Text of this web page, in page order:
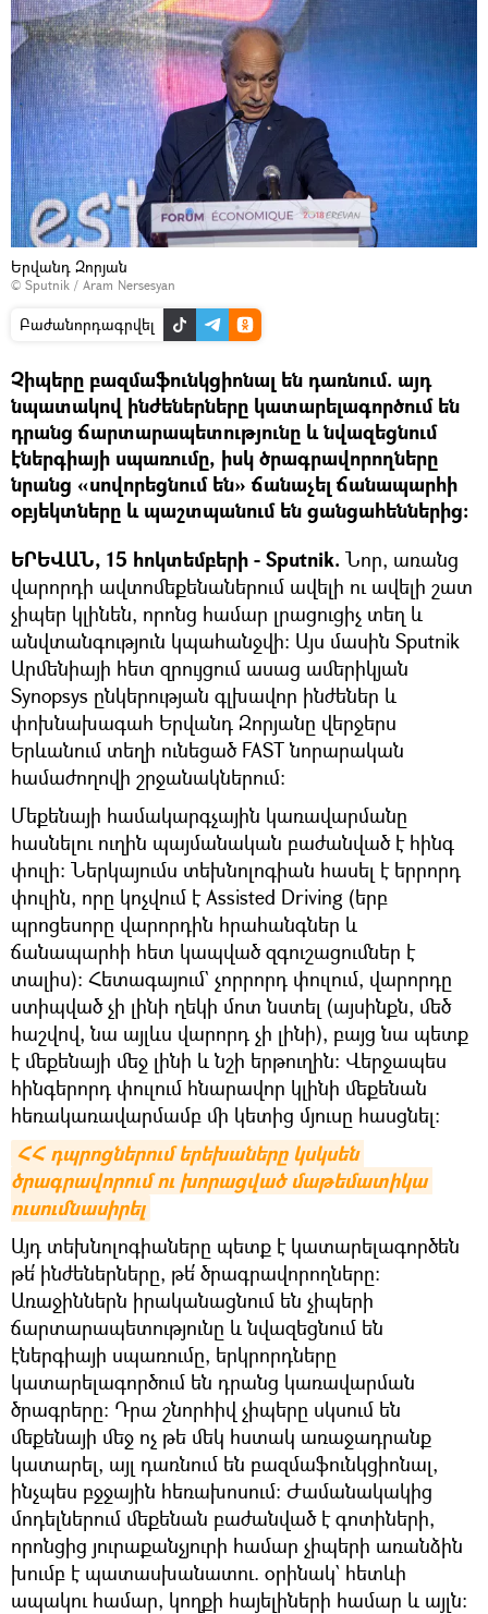
Երվանդ Զորյան
© Sputnik / Aram Nersesyan
Բաժանորդագրվել
Չիպերը բազմաֆունկցիոնալ են դառնում. այդ
նպատակով ինժեներները կատարելագործում են
դրանց ճարտարապետությունը և նվազեցնում
էներգիայի սպառումը, իսկ ծրագրավորողները
նրանց «սովորեցնում են» ճանաչել ճանապարհի
օբյեկտները և պաշտպանում են ցանցահեններից։
ԵՐԵՎԱՆ, 15 հոկտեմբերի - Sputnik. Նոր, առանց
վարորդի ավտոմեքենաներում ավելի ու ավելի շատ
չիպեր կլինեն, որոնց համար լրացուցիչ տեղ և
անվտանգություն կպահանջվի։ Այս մասին Sputnik
Արմենիայի հետ զրույցում ասաց ամերիկյան
Synopsys ընկերության գլխավոր ինժեներ և
փոխնախագահ Երվանդ Զորյանը վերջերս
Երևանում տեղի ունեցած FAST նորարական
համաժողովի շրջանակներում։
Մեքենայի համակարգչային կառավարմանը
հասնելու ուղին պայմանական բաժանված է հինգ
փուլի։ Ներկայումս տեխնոլոգիան հասել է երրորդ
փուլին, որը կոչվում է Assisted Driving (երբ
պրոցեսորը վարորդին հրահանգներ և
ճանապարհի հետ կապված զգուշացումներ է
տալիս)։ Հետագայում` չորրորդ փուլում, վարորդը
ստիպված չի լինի ղեկի մոտ նստել (այսինքն, մեծ
հաշվով, նա այլևս վարորդ չի լինի), բայց նա պետք
է մեքենայի մեջ լինի և նշի երթուղին։ Վերջապես
հինգերորդ փուլում հնարավոր կլինի մեքենան
հեռակառավարմամբ մի կետից մյուսը հասցնել։
ՀՀ դպրոցներում երեխաները կսկսեն
ծրագրավորում ու խորացված մաթեմատիկա
ուսումնասիրել
Այդ տեխնոլոգիաները պետք է կատարելագործեն
թե՛ ինժեներները, թե՛ ծրագրավորողները։
Առաջիններն իրականացնում են չիպերի
ճարտարապետությունը և նվազեցնում են
էներգիայի սպառումը, երկրորդները
կատարելագործում են դրանց կառավարման
ծրագրերը։ Դրա շնորհիվ չիպերը սկսում են
մեքենայի մեջ ոչ թե մեկ հստակ առաջադրանք
կատարել, այլ դառնում են բազմաֆունկցիոնալ,
ինչպես բջջային հեռախոսում։ Ժամանակակից
մոդելներում մեքենան բաժանված է գոտիների,
որոնցից յուրաքանչյուրի համար չիպերի առանձին
խումբ է պատասխանատու. օրինակ` հետևի
ապակու համար, կողքի հայելիների համար և այլն։